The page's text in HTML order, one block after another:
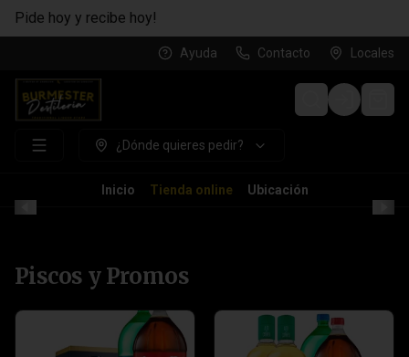
Pide hoy y recibe hoy!
Ayuda Contacto Locales
Login
¿Dónde quieres pedir?
Inicio Tienda online Ubicación
Piscos y Promos